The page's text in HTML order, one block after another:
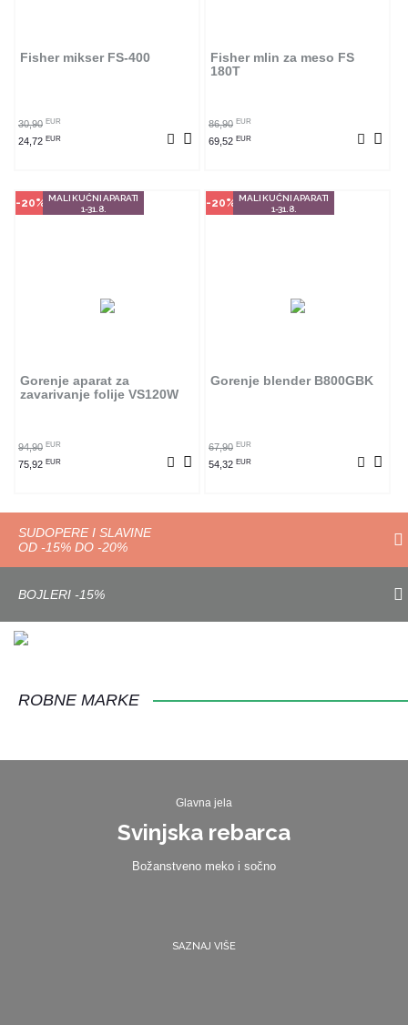
Fisher mikser FS-400
30,90 EUR
24,72 EUR
Fisher mlin za meso FS
180T
86,90 EUR
69,52 EUR
možete kupiti.
Gorenje aparat za
zavarivanje folije VS120W
94,90 EUR
75,92 EUR
-20% MALI KUĆNI APARATI
1-31.8.
možete kupiti.
Gorenje blender B800GBK
67,90 EUR
54,32 EUR
-20% MALI KUĆNI APARATI
1-31.8.
SUDOPERE I SLAVINE
OD -15% DO -20%
BOJLERI -15%
ROBNE MARKE
Glavna jela
Svinjska rebarca
Božanstveno meko i sočno
SAZNAJ VIŠE